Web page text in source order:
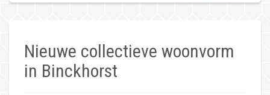
Nieuwe collectieve woonvorm
in Binckhorst